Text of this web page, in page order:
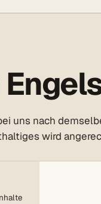
uns nach
wird